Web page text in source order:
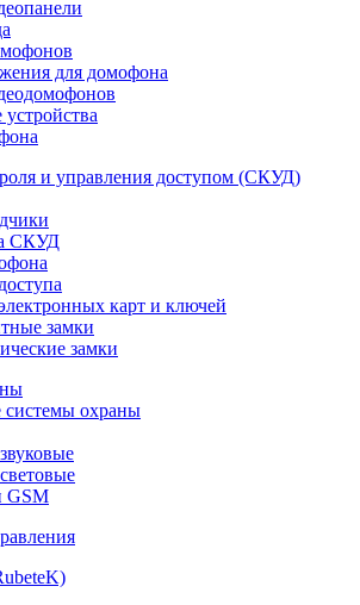
для домофона
и управления доступом (СКУД)
СКУД
карт и ключей
замки
замки
системы охраны
GSM